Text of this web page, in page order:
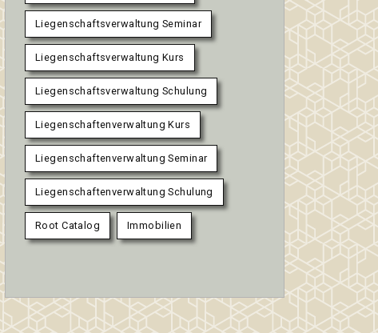
Liegenschaftsverwaltung Seminar
Liegenschaftsverwaltung Kurs
Liegenschaftsverwaltung Schulung
Liegenschaftenverwaltung Kurs
Liegenschaftenverwaltung Seminar
Liegenschaftenverwaltung Schulung
Root Catalog Immobilien